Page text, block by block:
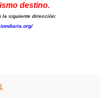
destino.
la siguiente dirección: